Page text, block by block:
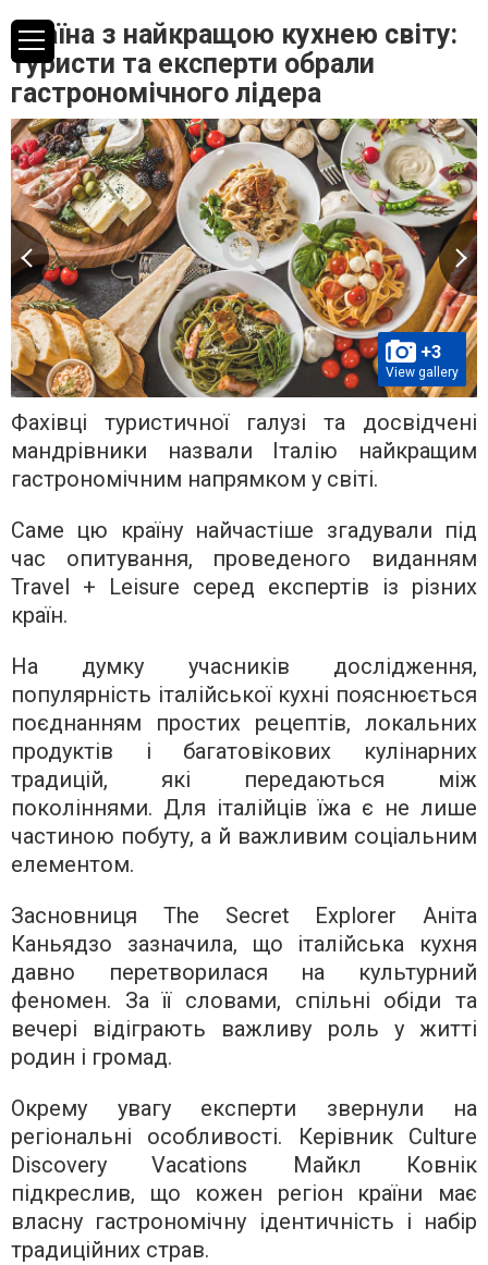
Країна з найкращою кухнею світу:
туристи та експерти обрали
гастрономічного лідера
+3
View gallery
Фахівці туристичної галузі та досвідчені
мандрівники назвали Італію найкращим
гастрономічним напрямком у світі.
Саме цю країну найчастіше згадували під
час опитування, проведеного виданням
Travel + Leisure серед експертів із різних
країн.
На думку учасників дослідження,
популярність італійської кухні пояснюється
поєднанням простих рецептів, локальних
продуктів і багатовікових кулінарних
традицій, які передаються між
поколіннями. Для італійців їжа є не лише
частиною побуту, а й важливим соціальним
елементом.
Засновниця The Secret Explorer Аніта
Каньядзо зазначила, що італійська кухня
давно перетворилася на культурний
феномен. За її словами, спільні обіди та
вечері відіграють важливу роль у житті
родин і громад.
Окрему увагу експерти звернули на
регіональні особливості. Керівник Culture
Discovery Vacations Майкл Ковнік
підкреслив, що кожен регіон країни має
власну гастрономічну ідентичність і набір
традиційних страв.